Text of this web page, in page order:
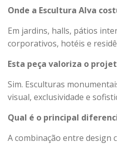
Onde a Escultura Alva
Em jardins, halls, pátios
corporativos, hotéis e
Esta peça valoriza o
Sim. Esculturas
visual, exclusividade e
Qual é o principal
A combinação entre design